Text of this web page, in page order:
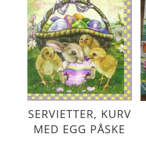
SERVIETTER, KURV
MED EGG PÅSKE